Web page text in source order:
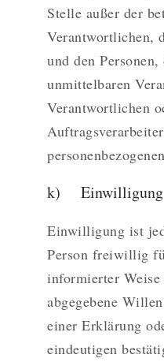
Stelle außer der
Verantwortlichen,
und den
unmittelbaren
Verantwortlichen
k) Einwilligung
Einwilligung ist
Person freiwillig
informierter
abgegebene
einer Erklärung
eindeutigen